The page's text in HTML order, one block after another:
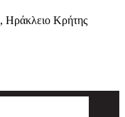
, Ηράκλειο Κρήτης